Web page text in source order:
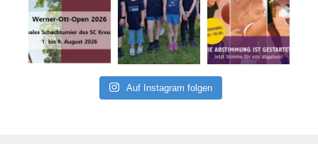
Auf Instagram folgen